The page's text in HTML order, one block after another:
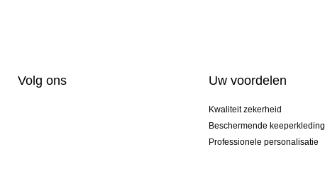
Volg ons Uw voordelen
Kwaliteit zekerheid
Beschermende keeperkleding
Professionele personalisatie